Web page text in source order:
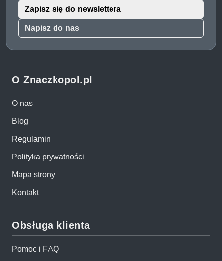
Napisz do nas
Zapisz się do newslettera
O Znaczkopol.pl
O nas
Blog
Regulamin
Polityka prywatności
Mapa strony
Kontakt
Obsługa klienta
Pomoc i FAQ